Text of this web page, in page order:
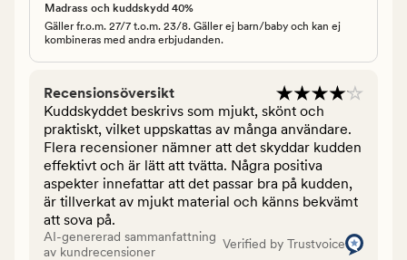
Madrass och kuddskydd 40%
Gäller fr.o.m. 27/7 t.o.m. 23/8. Gäller ej barn/baby och kan ej
kombineras med andra erbjudanden.
Recensionsöversikt
Kuddskyddet beskrivs som mjukt, skönt och
praktiskt, vilket uppskattas av många användare.
Flera recensioner nämner att det skyddar kudden
effektivt och är lätt att tvätta. Några positiva
aspekter innefattar att det passar bra på kudden,
är tillverkat av mjukt material och känns bekvämt
att sova på.
AI-genererad sammanfattning
av kundrecensioner
Verified by Trustvoice